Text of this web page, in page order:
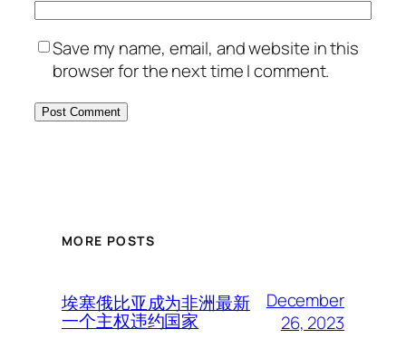
Save my name, email, and website in this
browser for the next time I comment.
MORE POSTS
埃塞俄比亚成为非洲最新
一个主权违约国家
December
26, 2023